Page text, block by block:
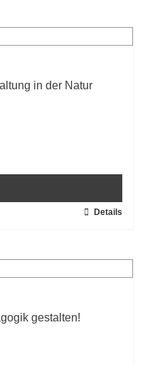
in der Natur
Details
gestalten!